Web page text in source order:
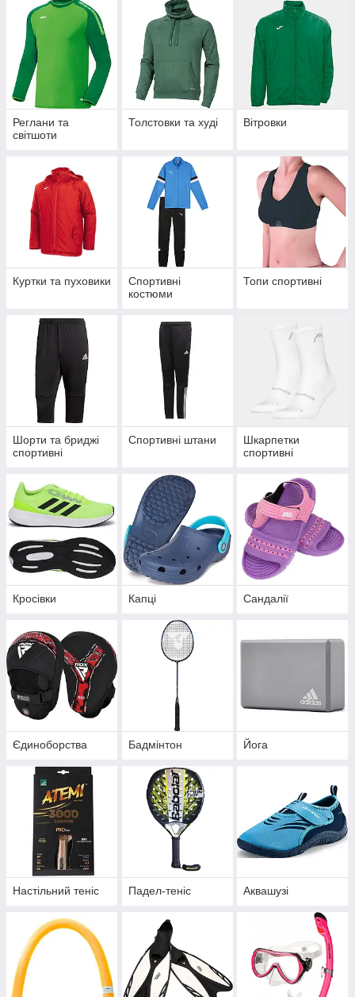
Реглани та
світшоти
Толстовки та худі Вітровки
Куртки та пуховики
Спортивні
костюми
Топи спортивні
Шорти та бриджі
спортивні
Спортивні штани
Шкарпетки
спортивні
Кросівки Капці Сандалії
Єдиноборства Бадмінтон Йога
Настільний теніс Падел-теніс Аквашузі